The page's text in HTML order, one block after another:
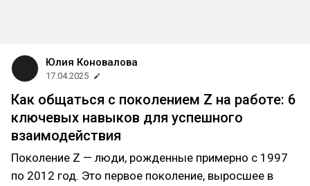
Юлия Коновалова
17.04.2025
Как общаться с поколением Z на работе: 6
ключевых навыков для успешного
взаимодействия
Поколение Z — люди, рожденные примерно с 1997
по 2012 год. Это первое поколение, выросшее в